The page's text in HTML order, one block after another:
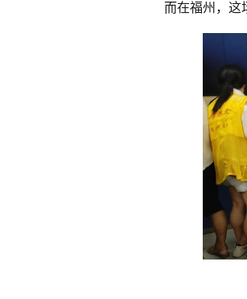
而在福州，这